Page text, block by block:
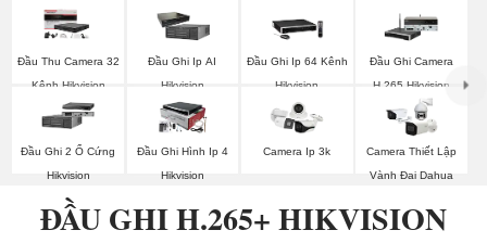
Đầu Thu Camera 32
Kênh Hikvision
Đầu Ghi Ip AI
Hikvision
Đầu Ghi Ip 64 Kênh
Hikvision
Đầu Ghi Camera
H.265 Hikvision
Đầu Ghi 2 Ổ Cứng
Hikvision
Đầu Ghi Hình Ip 4
Hikvision
Camera Ip 3k
Camera Thiết Lập
Vành Đai Dahua
ĐẦU GHI H.265+ HIKVISION